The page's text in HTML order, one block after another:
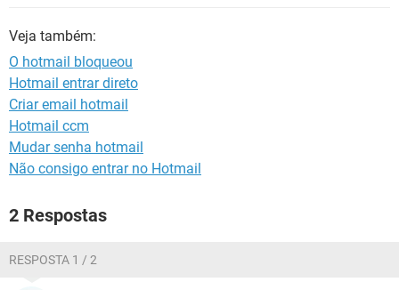
Veja também:
O hotmail bloqueou
Hotmail entrar direto
Criar email hotmail
Hotmail ccm
Mudar senha hotmail
Não consigo entrar no Hotmail
2 Respostas
RESPOSTA 1 / 2